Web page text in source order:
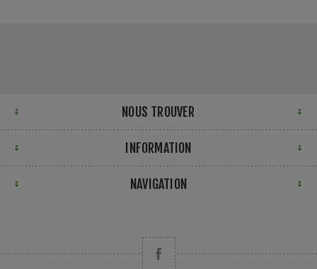
NOUS TROUVER
INFORMATION
NAVIGATION